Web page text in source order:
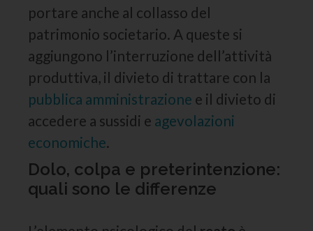
portare anche al collasso del
patrimonio societario. A queste si
aggiungono l’interruzione dell’attività
produttiva, il divieto di trattare con la
pubblica amministrazione e il divieto di
accedere a sussidi e agevolazioni
economiche.
Dolo, colpa e preterintenzione:
quali sono le differenze